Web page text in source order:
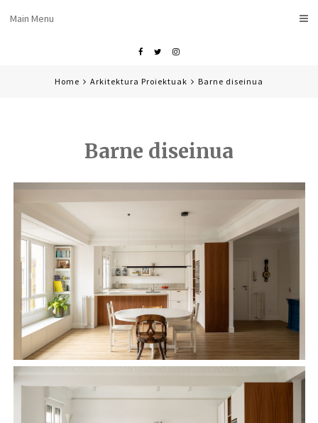
Facebook
TwitterInstagram
Main Menu
Home Arkitektura Proiektuak Barne diseinua
Barne diseinua